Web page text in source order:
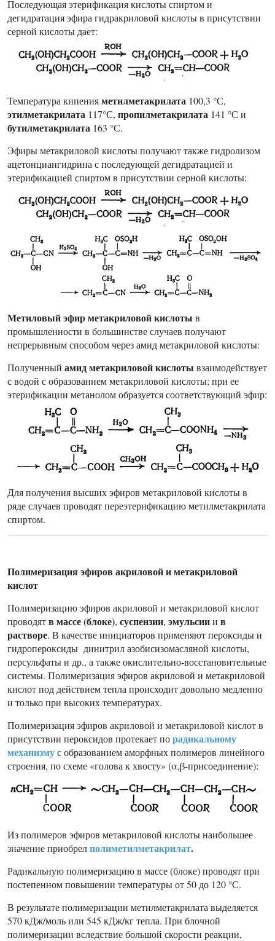
Последующая этерификация кислоты спиртом и
дегидратация эфира гидракриловой кислоты в присутствии
серной кислоты дает:
Температура кипенияметилметакрилата 100,3 °С,
этилметакрилата 117°С, пропилметакрилата 141 °С и
бутилметакрилата 163 °С.
Эфиры метакриловой кислоты получают также гидролизом
ацетонциангидрина с последующей дегидратацией и
этерификацией спиртом в присутствии серной кислоты:
Метиловый эфир метакриловой кислоты в
промышленности в большинстве случаев получают
непрерывным способом через амид метакриловой кислоты:
Полученный амид метакриловой кислоты взаимодействует
с водой с образованием метакриловой кислоты; при ее
этерификации метанолом образуется соответствующий эфир:
Для получения высших эфиров метакриловой кислоты в
ряде случаев проводят переэтерификацию метилметакрилата
спиртом.
Полимеризация эфиров акриловой и метакриловой
кислот
Полимеризацию эфиров акриловой и метакриловой кислот
проводятв массе (блоке), суспензии, эмульсиии в
растворе. В качестве инициаторов применяют пероксиды и
гидропероксиды динитрил азобисизомасляной кислоты,
персульфаты и др., а также окислительно-восстановительные
системы. Полимеризация эфиров акриловой и метакриловой
кислот под действием тепла происходит довольно медленно
и только при высоких температурах.
Полимеризация эфиров акриловой и метакриловой кислот в
присутствии пероксидов протекает порадикальному
механизмус образованием аморфных полимеров линейного
строения, по схеме «голова к хвосту» (α,β-присоединение):
Из полимеров эфиров метакриловой кислоты наибольшее
значение приобрелполиметилметакрилат.
Радикальную полимеризацию в массе (блоке) проводят при
постепенном повышении температуры от 50 до 120 °С.
В результате полимеризации метилметакрилата выделяется
570 кДж/моль или 545 кДж/кг тепла. При блочной
полимеризации вследствие большой скорости реакции,